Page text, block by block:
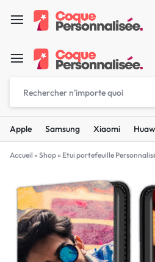
Apple Samsung Xiaomi
Accueil » Shop» Etui portefeuille